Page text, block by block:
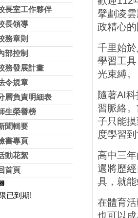
長室工作夥伴
長領導
務章則
部控制
務發展計畫
令規章
層負責明細表
生榮譽榜
聞輯要
書專頁
動花絮
首頁
已到期!
擘劃凌
政精心
千里始
學習工
光束縛。
隨著AI
習脈絡
子只能
度學習
高中三
還將歷
具，就
在體育
也可以